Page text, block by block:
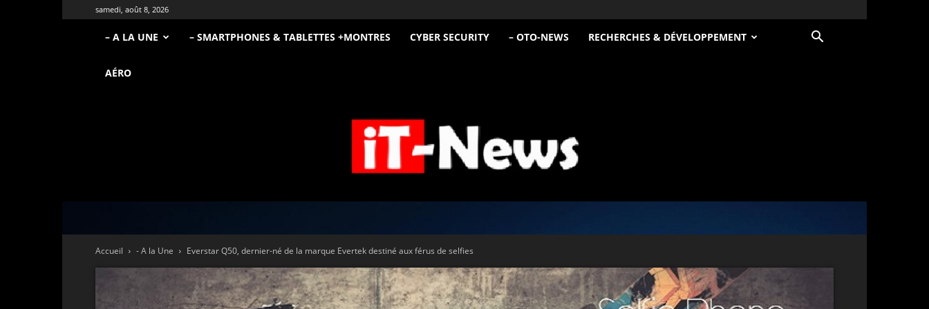
samedi, août 8, 2026
– A LA UNE – SMARTPHONES & TABLETTES +MONTRES CYBER SECURITY – OTO-NEWS RECHERCHES & DÉVELOPPEMENT
AÉRO
iT
Accueil
- A la Une Everstar Q50, dernier-né de la marque Evertek destiné aux férus de selfies